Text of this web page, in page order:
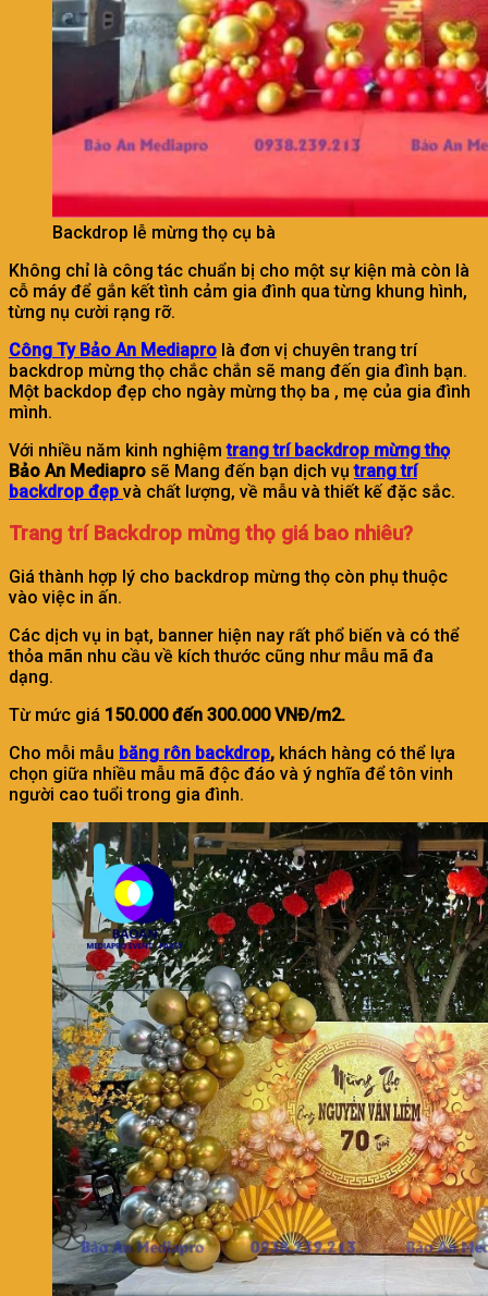
Backdrop lễ mừng thọ cụ bà
Không chỉ là công tác chuẩn bị cho một sự kiện mà còn là
cỗ máy để gắn kết tình cảm gia đình qua từng khung hình,
từng nụ cười rạng rỡ.
Công Ty Bảo An Mediapro là đơn vị chuyên trang trí
backdrop mừng thọ chắc chắn sẽ mang đến gia đình bạn.
Một backdop đẹp cho ngày mừng thọ ba , mẹ của gia đình
mình.
Với nhiều năm kinh nghiệmtrang trí backdrop mừng thọ
Bảo An Mediapro sẽ Mang đến bạn dịch vụtrang trí
backdrop đẹp và chất lượng, về mẫu và thiết kế đặc sắc.
Trang trí Backdrop mừng thọ giá bao nhiêu?
Giá thành hợp lý cho backdrop mừng thọ còn phụ thuộc
vào việc in ấn.
Các dịch vụ in bạt, banner hiện nay rất phổ biến và có thể
thỏa mãn nhu cầu về kích thước cũng như mẫu mã đa
dạng.
Từ mức giá 150.000 đến 300.000 VNĐ/m2.
Cho mỗi mẫu băng rôn backdrop, khách hàng có thể lựa
chọn giữa nhiều mẫu mã độc đáo và ý nghĩa để tôn vinh
người cao tuổi trong gia đình.